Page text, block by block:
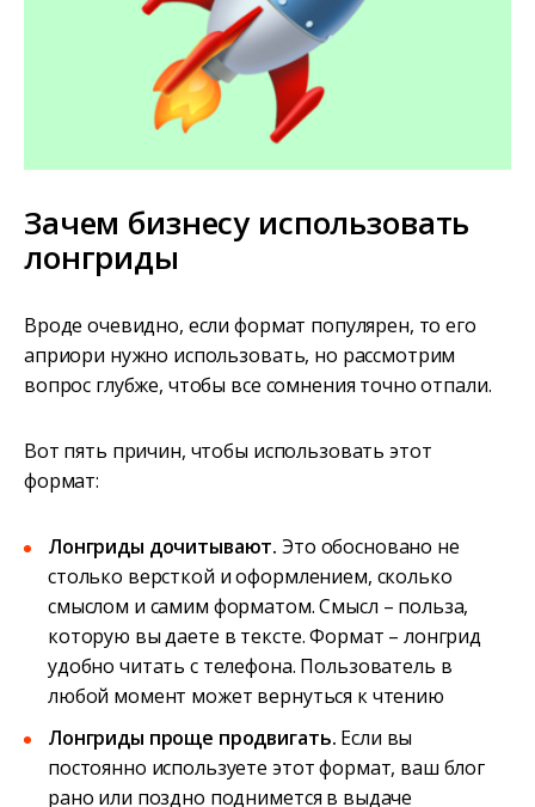
Зачем бизнесу использовать
лонгриды
Вроде очевидно, если формат популярен, то его
априори нужно использовать, но рассмотрим
вопрос глубже, чтобы все сомнения точно отпали.
Вот пять причин, чтобы использовать этот
формат:
Лонгриды дочитывают. Это обосновано не
столько версткой и оформлением, сколько
смыслом и самим форматом. Смысл – польза,
которую вы даете в тексте. Формат – лонгрид
удобно читать с телефона. Пользователь в
любой момент может вернуться к чтению
Лонгриды проще продвигать. Если вы
постоянно используете этот формат, ваш блог
рано или поздно поднимется в выдаче